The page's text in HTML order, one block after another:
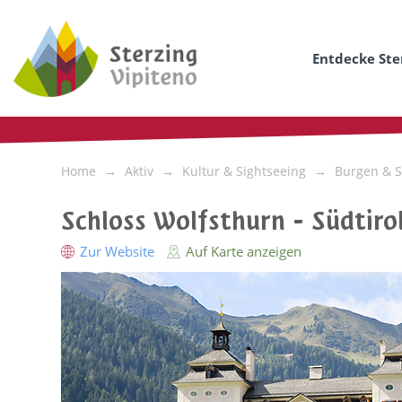
Entdecke
Home Aktiv Kultur & Sightseeing Burgen &
Schloss Wolfsthurn -
Zur Website Auf Karte anzeigen